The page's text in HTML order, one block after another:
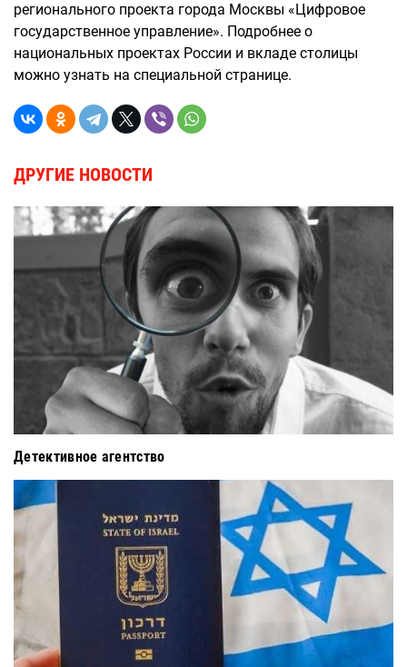
регионального проекта города Москвы «Цифровое
государственное управление». Подробнее о
национальных проектах России и вкладе столицы
можно узнать на специальной странице.
ДРУГИЕ НОВОСТИ
Детективное агентство